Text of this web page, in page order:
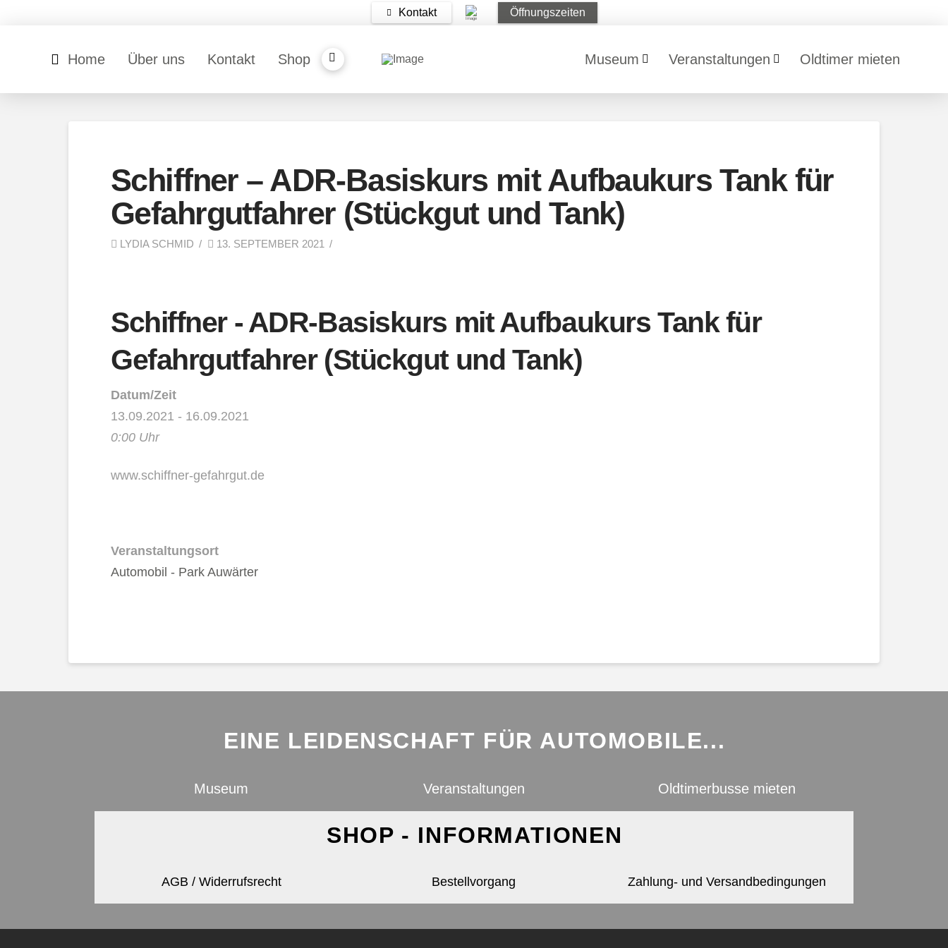
Kontakt Öffnungszeiten
Home Über uns Kontakt Shop Museum Veranstaltungen Oldtimer mieten
Schiffner – ADR-Basiskurs mit Aufbaukurs Tank für
Gefahrgutfahrer (Stückgut und Tank)
LYDIA SCHMID 13. SEPTEMBER 2021
Schiffner - ADR-Basiskurs mit Aufbaukurs Tank für
Gefahrgutfahrer (Stückgut und Tank)
Datum/Zeit
13.09.2021 - 16.09.2021
0:00 Uhr
www.schiffner-gefahrgut.de
Veranstaltungsort
Automobil - Park Auwärter
EINE LEIDENSCHAFT FÜR AUTOMOBILE...
Museum Veranstaltungen Oldtimerbusse mieten
SHOP - INFORMATIONEN
AGB / Widerrufsrecht Bestellvorgang Zahlung- und Versandbedingungen